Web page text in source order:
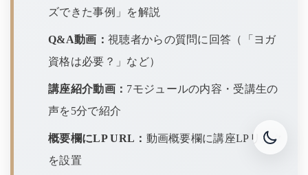
ズできた事例」を解説
Q&A動画： 視聴者からの質問に回答（「ヨガ
資格は必要？」など）
講座紹介動画： 7モジュールの内容・受講生の
声を5分で紹介
概要欄にLP URL： 動画概要欄に講座LPリンク
を設置